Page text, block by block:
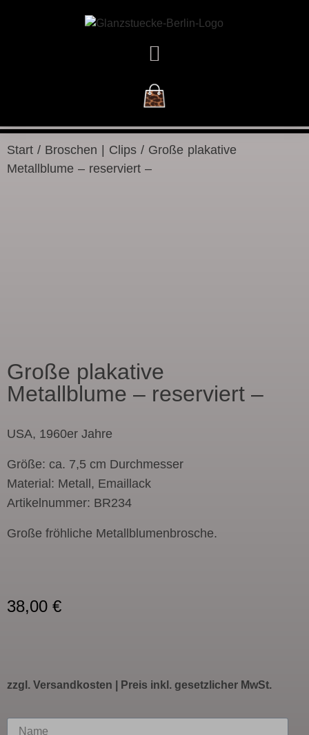
Start / Broschen | Clips / Große plakative
Metallblume – reserviert –
Große plakative
Metallblume – reserviert –
USA, 1960er Jahre
Größe: ca. 7,5 cm Durchmesser
Material: Metall, Emaillack
Artikelnummer: BR234
Große fröhliche Metallblumenbrosche.
38,00 €
zzgl. Versandkosten | Preis inkl. gesetzlicher MwSt.